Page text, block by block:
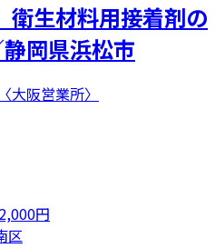
衛生材料用接着剤の
岡県浜松市
大阪営業所〉
円
区